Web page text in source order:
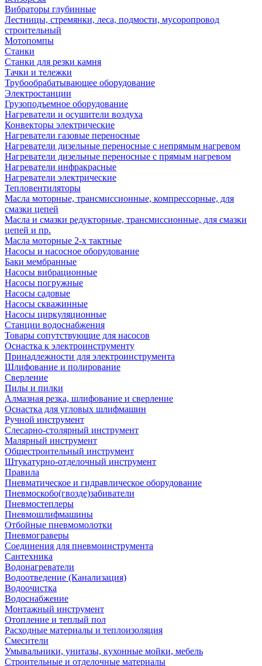
Вибраторы глубинные
Лестницы, стремянки, леса, подмости, мусоропровод
строительный
Мотопомпы
Станки
Станки для резки камня
Тачки и тележки
Трубообрабатывающее оборудование
Электростанции
Грузоподъемное оборудование
Нагреватели и осушители воздуха
Конвекторы электрические
Нагреватели газовые переносные
Нагреватели дизельные переносные с непрямым нагревом
Нагреватели дизельные переносные с прямым нагревом
Нагреватели инфракрасные
Нагреватели электрические
Тепловентиляторы
Масла моторные, трансмиссионные, компрессорные, для
смазки цепей
Масла и смазки редукторные, трансмиссионные, для смазки
цепей и пр.
Масла моторные 2-х тактные
Насосы и насосное оборудование
Баки мембранные
Насосы вибрационные
Насосы погружные
Насосы садовые
Насосы скважинные
Насосы циркуляционные
Станции водоснабжения
Товары сопутствующие для насосов
Оснастка к электроинструменту
Принадлежности для электроинструмента
Шлифование и полирование
Сверление
Пилы и пилки
Алмазная резка, шлифование и сверление
Оснастка для угловых шлифмашин
Ручной инструмент
Слесарно-столярный инструмент
Малярный инструмент
Общестроительный инструмент
Штукатурно-отделочный инструмент
Правила
Пневматическое и гидравлическое оборудование
Пневмоскобо(гвозде)забиватели
Пневмостеплеры
Пневмошлифмашины
Отбойные пневмомолотки
Пневмограверы
Соединения для пневмоинструмента
Сантехника
Водонагреватели
Водоотведение (Канализация)
Водоочистка
Водоснабжение
Монтажный инструмент
Отопление и теплый пол
Расходные материалы и теплоизоляция
Смесители
Умывальники, унитазы, кухонные мойки, мебель
Строительные и отделочные материалы